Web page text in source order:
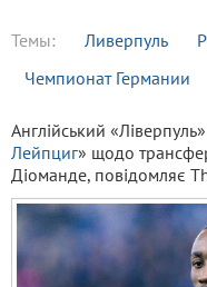
Темы: Ливерпуль
Чемпионат Германии
Англійський
Лейпциг» щодо
Діоманде, повідомляє